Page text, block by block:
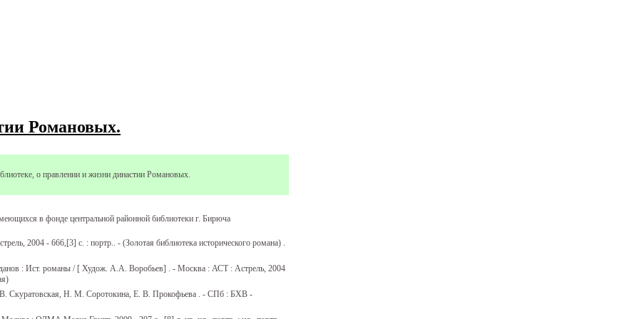
Романовых.
о правлении и жизни династии Романовых.
в фонде центральной районной библиотеки г. Бирюча
2004 - 666,[3] с. : портр.. - (Золотая библиотека исторического романа) .
: Ист. романы / [ Худож. А.А. Воробьев] . - Москва : АСТ : Астрель, 2004
Скуратовская, Н. М. Соротокина, Е. В. Прокофьева . - СПб : БХВ -